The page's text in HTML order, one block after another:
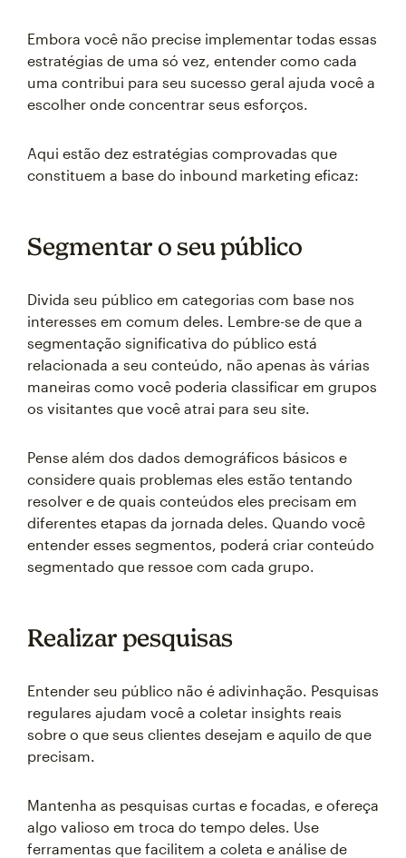
Embora você não precise implementar todas essas
estratégias de uma só vez, entender como cada
uma contribui para seu sucesso geral ajuda você a
escolher onde concentrar seus esforços.
Aqui estão dez estratégias comprovadas que
constituem a base do inbound marketing eficaz:
Segmentar o seu público
Divida seu público em categorias com base nos
interesses em comum deles. Lembre-se de que a
segmentação significativa do público está
relacionada a seu conteúdo, não apenas às várias
maneiras como você poderia classificar em grupos
os visitantes que você atrai para seu site.
Pense além dos dados demográficos básicos e
considere quais problemas eles estão tentando
resolver e de quais conteúdos eles precisam em
diferentes etapas da jornada deles. Quando você
entender esses segmentos, poderá criar conteúdo
segmentado que ressoe com cada grupo.
Realizar pesquisas
Entender seu público não é adivinhação. Pesquisas
regulares ajudam você a coletar insights reais
sobre o que seus clientes desejam e aquilo de que
precisam.
Mantenha as pesquisas curtas e focadas, e ofereça
algo valioso em troca do tempo deles. Use
ferramentas que facilitem a coleta e análise de